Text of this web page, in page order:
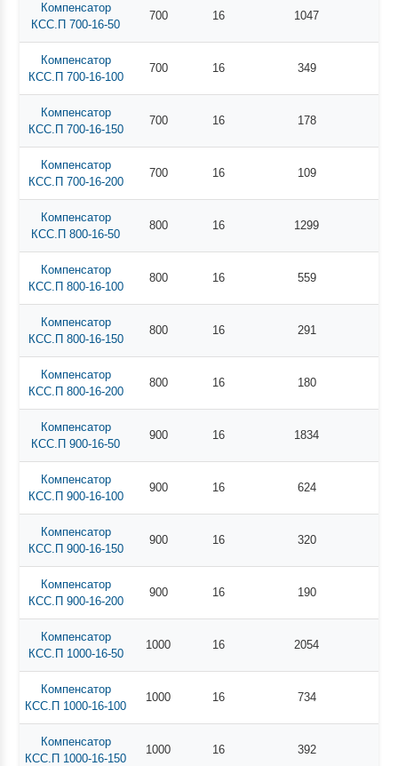
Компенсатор
КСС.П 700-16-50
700 16 1047
Компенсатор
КСС.П 700-16-100
700 16 349
Компенсатор
КСС.П 700-16-150
700 16 178
Компенсатор
КСС.П 700-16-200
700 16 109
Компенсатор
КСС.П 800-16-50
800 16 1299
Компенсатор
КСС.П 800-16-100
800 16 559
Компенсатор
КСС.П 800-16-150
800 16 291
Компенсатор
КСС.П 800-16-200
800 16 180
Компенсатор
КСС.П 900-16-50
900 16 1834
Компенсатор
КСС.П 900-16-100
900 16 624
Компенсатор
КСС.П 900-16-150
900 16 320
Компенсатор
КСС.П 900-16-200
900 16 190
Компенсатор
КСС.П 1000-16-50
1000 16 2054
Компенсатор
КСС.П 1000-16-100
1000 16 734
Компенсатор
КСС.П 1000-16-150
1000 16 392